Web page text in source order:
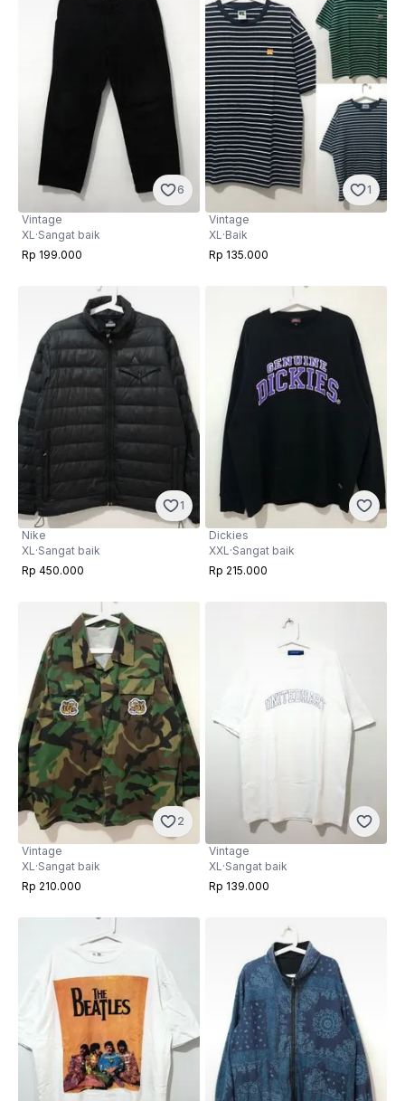
6
Vintage
XL·Sangat baik
Rp 199.000
1
Vintage
XL·Baik
Rp 135.000
1
Nike
XL·Sangat baik
Rp 450.000
Dickies
XXL·Sangat baik
Rp 215.000
2
Vintage
XL·Sangat baik
Rp 210.000
Vintage
XL·Sangat baik
Rp 139.000